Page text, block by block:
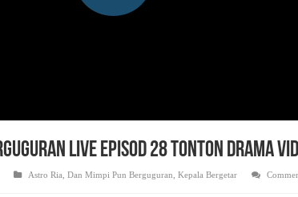
Live Episod 28 Tonton Drama
Astro Ria Dan Mimpi Pun Berguguran Kepala Bergetar